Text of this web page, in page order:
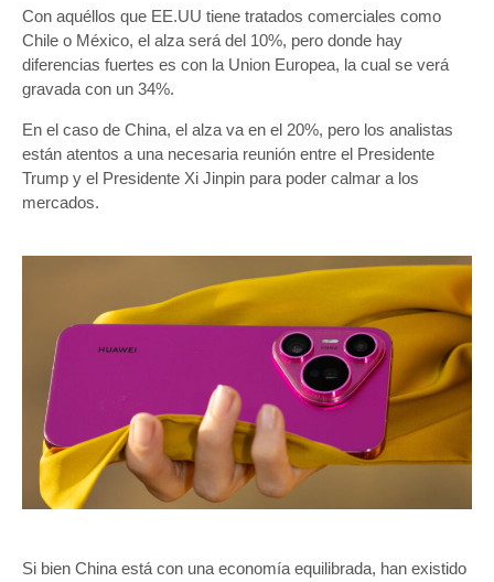
Con aquéllos que EE.UU tiene tratados comerciales como
Chile o México, el alza será del 10%, pero donde hay
diferencias fuertes es con la Union Europea, la cual se verá
gravada con un 34%.
En el caso de China, el alza va en el 20%, pero los analistas
están atentos a una necesaria reunión entre el Presidente
Trump y el Presidente Xi Jinpin para poder calmar a los
mercados.
Si bien China está con una economía equilibrada, han existido